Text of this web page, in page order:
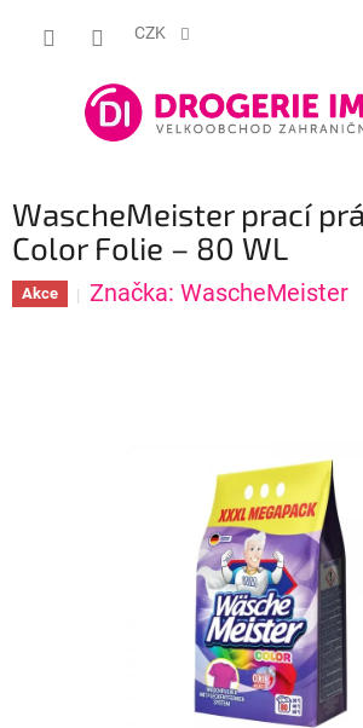
CZK
WascheMeister prací
Color Folie – 80 WL
Akce Značka: WascheMeister